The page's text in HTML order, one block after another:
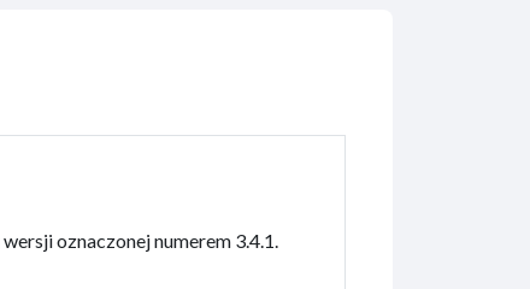
oznaczonej numerem 3.4.1.